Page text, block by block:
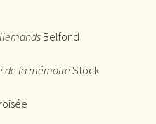
Belfond
de la mémoire Stock